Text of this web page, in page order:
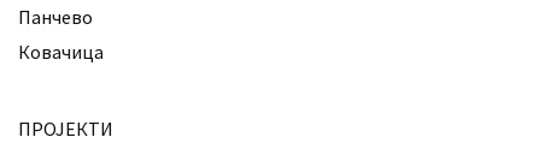
Панчево
Ковачица
ПРОЈЕКТИ